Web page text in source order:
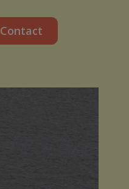
Contact